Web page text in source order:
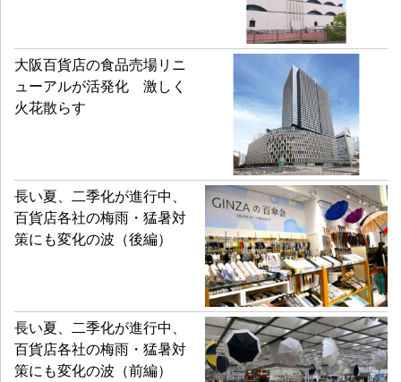
大阪百貨店の食品売場リニ
ューアルが活発化 激しく
火花散らす
長い夏、二季化が進行中、
百貨店各社の梅雨・猛暑対
策にも変化の波（後編）
長い夏、二季化が進行中、
百貨店各社の梅雨・猛暑対
策にも変化の波（前編）